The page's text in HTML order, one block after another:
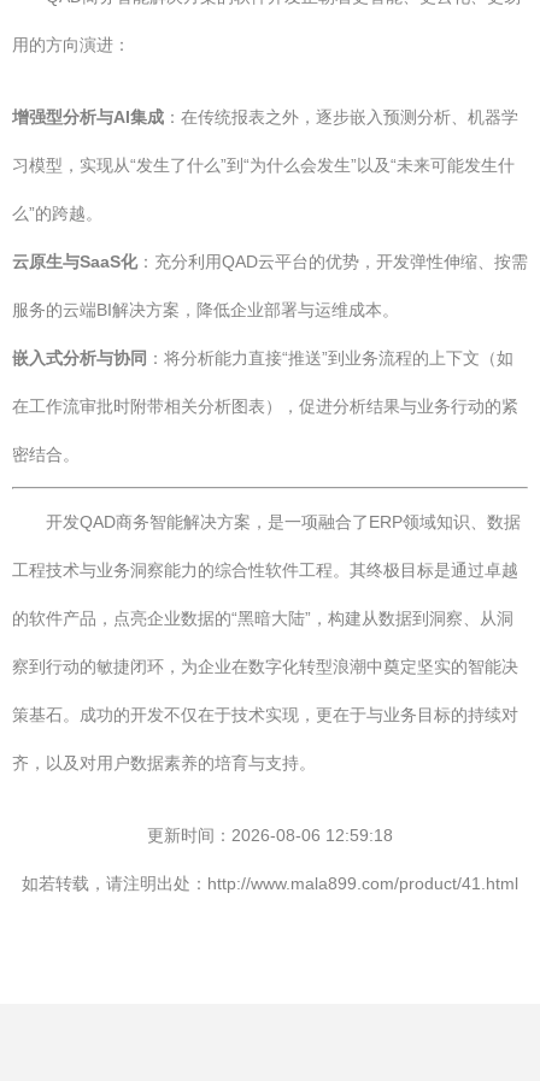
用的方向演进：
增强型分析与AI集成 ：在传统报表之外，逐步嵌入预测分析、机器学
习模型，实现从“发生了什么”到“为什么会发生”以及“未来可能发生什
么”的跨越。
云原生与SaaS化：充分利用QAD云平台的优势，开发弹性伸缩、按需
服务的云端BI解决方案，降低企业部署与运维成本。
嵌入式分析与协同 ：将分析能力直接“推送”到业务流程的上下文（如
在工作流审批时附带相关分析图表），促进分析结果与业务行动的紧
密结合。
开发QAD商务智能解决方案，是一项融合了ERP领域知识、数据
工程技术与业务洞察能力的综合性软件工程。其终极目标是通过卓越
的软件产品，点亮企业数据的“黑暗大陆”，构建从数据到洞察、从洞
察到行动的敏捷闭环，为企业在数字化转型浪潮中奠定坚实的智能决
策基石。成功的开发不仅在于技术实现，更在于与业务目标的持续对
齐，以及对用户数据素养的培育与支持。
更新时间：2026-08-06 12:59:18
如若转载，请注明出处：http://www.mala899.com/product/41.html